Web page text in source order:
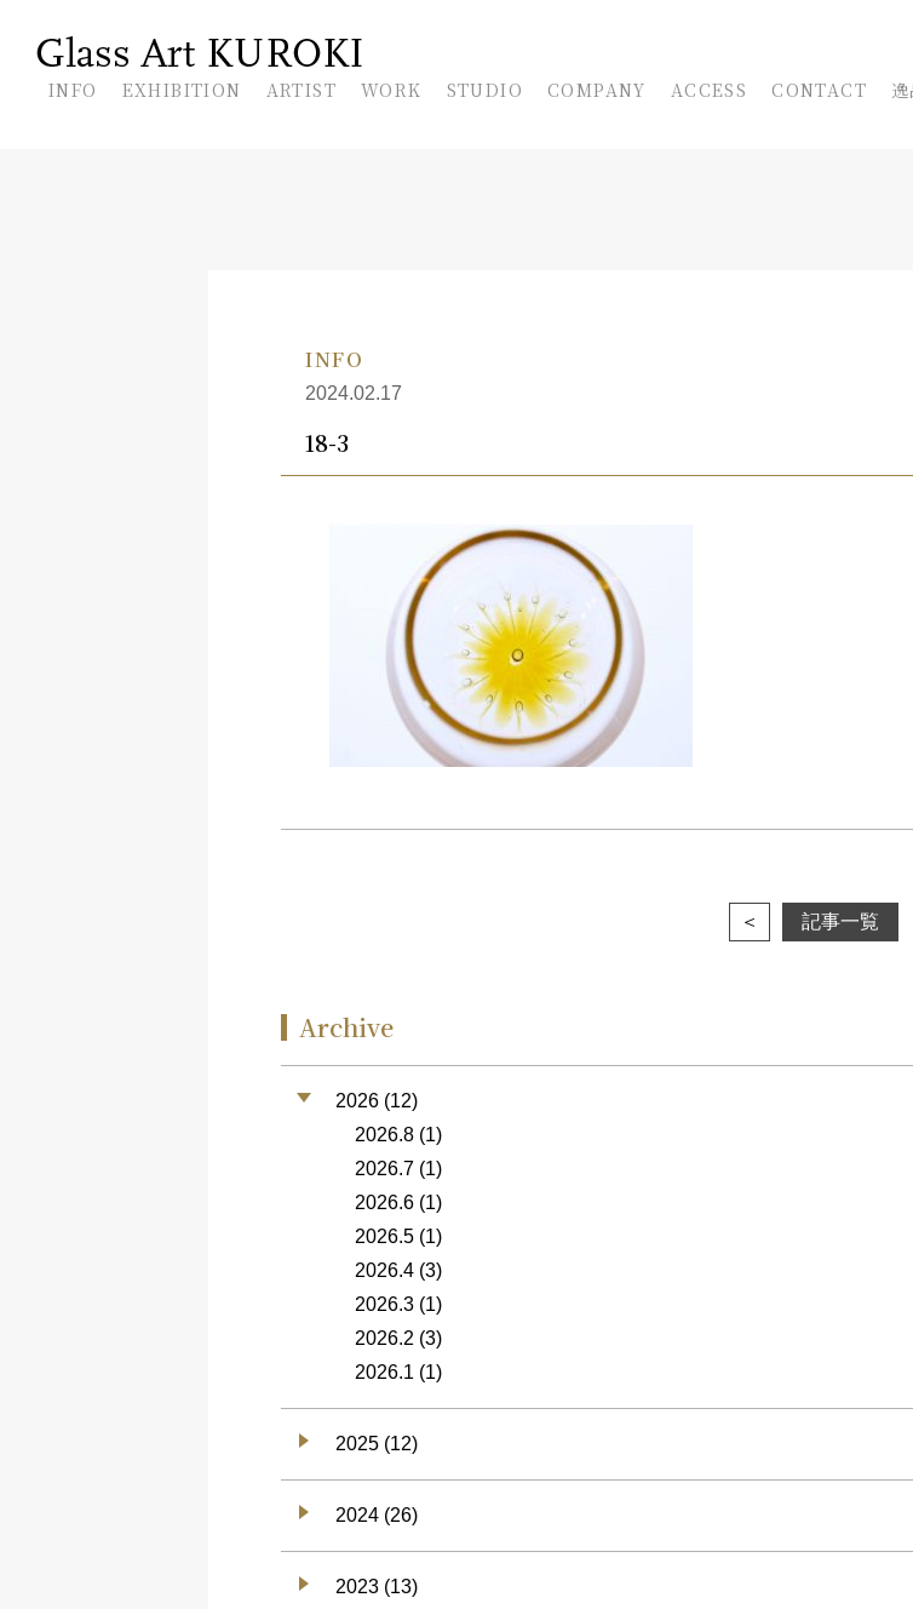
INFO EXHIBITION ARTIST WORK STUDIO COMPANY ACCESS CONTACT
INFO
2024.02.17
18-3
＜ 記事一覧
Archive
2026 (12)
2026.8 (1)
2026.7 (1)
2026.6 (1)
2026.5 (1)
2026.4 (3)
2026.3 (1)
2026.2 (3)
2026.1 (1)
2025 (12)
2024 (26)
2023 (13)